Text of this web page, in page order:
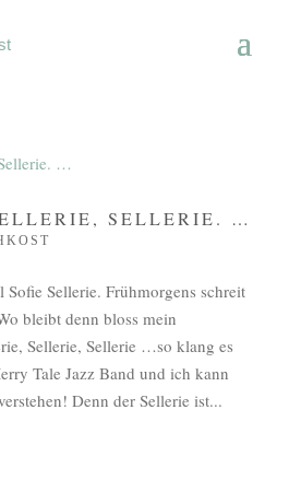
SELLERIE. …
Sellerie. Frühmorgens schreit
bleibt denn bloss mein
Sellerie, Sellerie …so klang es
Tale Jazz Band und ich kann
Denn der Sellerie ist...